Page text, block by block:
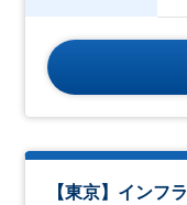
【東京】インフ